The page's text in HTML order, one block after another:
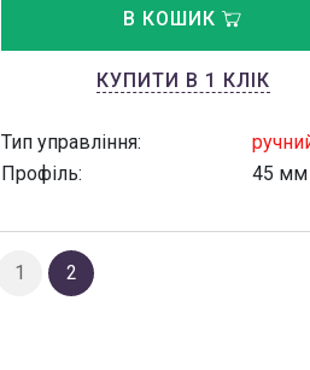
В КОШИК
КУПИТИ В 1 КЛІК
Тип управління:
Профіль:
45 мм
1 2